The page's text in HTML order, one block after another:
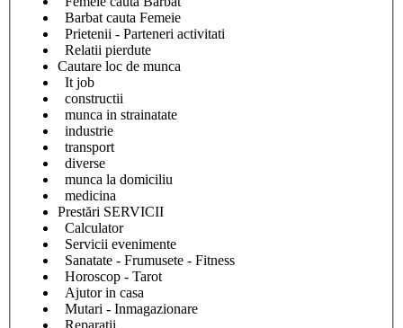
Barbat cauta Femeie
Prietenii - Parteneri activitati
Relatii pierdute
Cautare loc de munca
It job
constructii
munca in strainatate
industrie
transport
diverse
munca la domiciliu
medicina
Prestări SERVICII
Calculator
Servicii evenimente
Sanatate - Frumusete - Fitness
Horoscop - Tarot
Ajutor in casa
Mutari - Inmagazionare